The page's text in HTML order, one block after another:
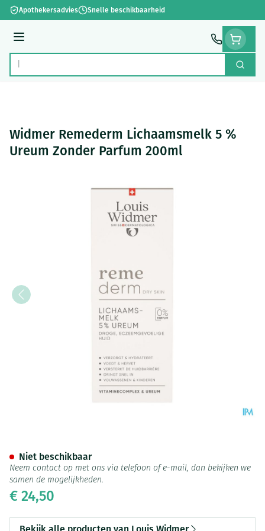
Ga naar de inhoud
Apothekersadvies Snelle beschikbaarheid
Menu
Product, merk, categorie... Zoek
Widmer Remederm Lichaamsmelk 5 %
Ureum Zonder Parfum 200ml
€ 24,50
Niet beschikbaar
Neem contact op met ons via telefoon of e-mail, dan bekijken we
samen de mogelijkheden.